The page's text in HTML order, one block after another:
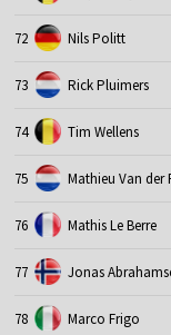
72 Nils Politt
73 Rick Pluimers
74 Tim Wellens
75 Mathieu Van der
76 Mathis Le Berre
77 Jonas
78 Marco Frigo